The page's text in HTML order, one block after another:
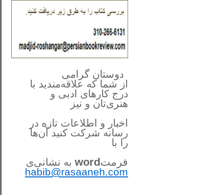
دوستان گرامی
از شما که علاقه‌مندید با
درج کارهای‌ ادبی و
هنری‌تان و نیز
اخبار و اطلاعات تازه در
رسانه شرکت کنید آن‌ها
را با
فرمتword به نشانی‌ی
habib@rasaaneh.com